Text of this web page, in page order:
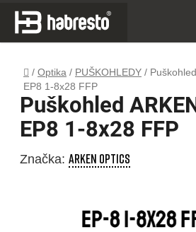
Přejít
obsah
Domů
/ Optika / PUŠKOHLEDY /
EP8 1-8x28 FFP
Puškohled
EP8 1-8x28 FFP
Značka:ARKEN OPTICS